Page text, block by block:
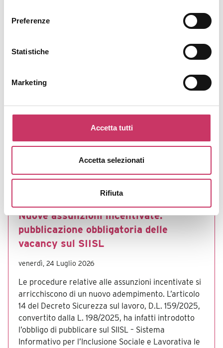
Preferenze
Statistiche
Marketing
Accetta tutti
Accetta selezionati
Rifiuta
di formazione, novità normative, amministrative e
molto altro ancora!
Nuove assunzioni incentivate:
pubblicazione obbligatoria delle
vacancy sul SIISL
venerdì, 24 Luglio 2026
Le procedure relative alle assunzioni incentivate si
arricchiscono di un nuovo adempimento. L’articolo
14 del Decreto Sicurezza sul lavoro, D.L. 159/2025,
convertito dalla L. 198/2025, ha infatti introdotto
l’obbligo di pubblicare sul SIISL – Sistema
Informativo per l’Inclusione Sociale e Lavorativa le